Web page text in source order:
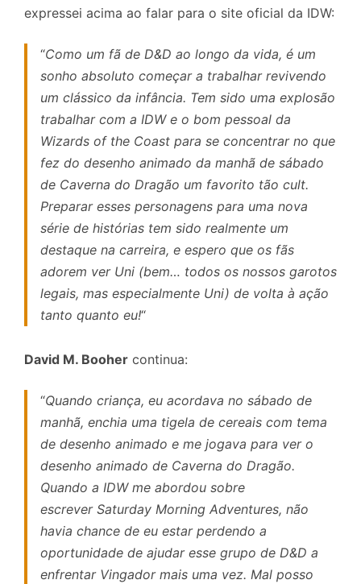
expressei acima ao falar para o site oficial da IDW:
“Como um fã de D&D ao longo da vida, é um
sonho absoluto começar a trabalhar revivendo
um clássico da infância. Tem sido uma explosão
trabalhar com a IDW e o bom pessoal da
Wizards of the Coast para se concentrar no que
fez do desenho animado da manhã de sábado
de Caverna do Dragão um favorito tão cult.
Preparar esses personagens para uma nova
série de histórias tem sido realmente um
destaque na carreira, e espero que os fãs
adorem ver Uni (bem… todos os nossos garotos
legais, mas especialmente Uni) de volta à ação
tanto quanto eu!“
David M. Booher continua:
“Quando criança, eu acordava no sábado de
manhã, enchia uma tigela de cereais com tema
de desenho animado e me jogava para ver o
desenho animado de Caverna do Dragão.
Quando a IDW me abordou sobre
escrever Saturday Morning Adventures, não
havia chance de eu estar perdendo a
oportunidade de ajudar esse grupo de D&D a
enfrentar Vingador mais uma vez. Mal posso